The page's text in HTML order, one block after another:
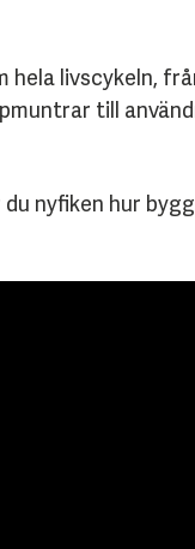
hela livscykeln,
till
nyfiken hur